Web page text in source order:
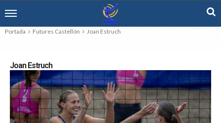
Portada Futures Castellón Joan Estruch
Joan Estruch